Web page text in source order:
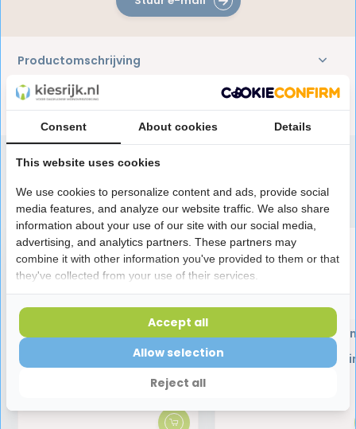
Productomschrijving
Reviews
Speciaal aanbevolen voor jou
GUM AftaClear Gel | 10 ml
Blue M Oral Gel | 15
Mondgel voor
Consent About cookies Details
This website uses cookies
We use cookies to personalize content and ads, provide social
media features, and analyze our website traffic. We also share
information about your use of our site with our social media,
advertising, and analytics partners. These partners may
combine it with other information you've provided to them or that
they've collected from your use of their services.
Reject all
Allow selection
Accept all